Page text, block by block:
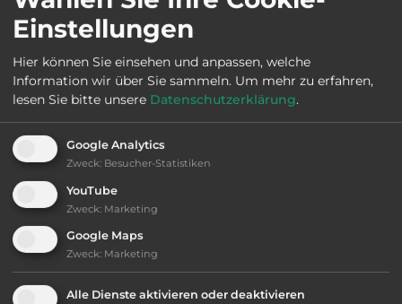
E-Mail: pottersbar.stoke@marstons.co.uk
Webseite:
Öffnungszeiten:
Telefon:
Einstellungen
Hier können Sie einsehen und anpassen, welche
Information wir über Sie sammeln. Um mehr zu erfahren,
lesen Sie bitte unsere Datenschutzerklärung.
Google Analytics
Zweck: Besucher-Statistiken
YouTube
Zweck: Marketing
Google Maps
Zweck: Marketing
Alle Dienste aktivieren oder deaktivieren